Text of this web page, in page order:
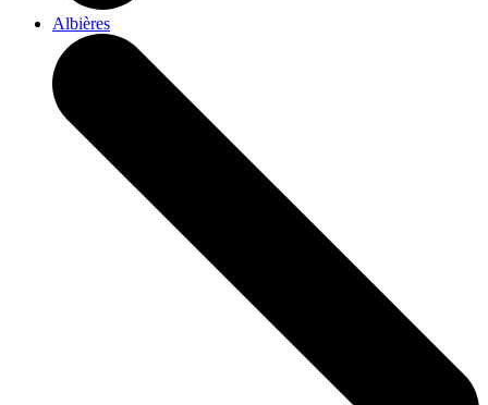
Albières